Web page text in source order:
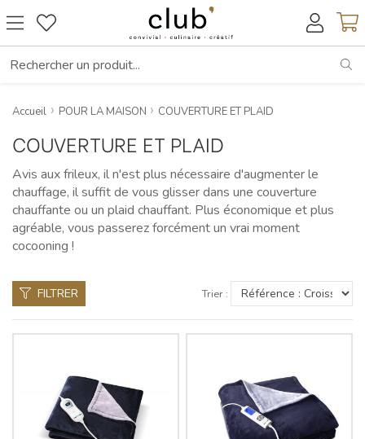
Accueil POUR LA MAISON COUVERTURE ET PLAID
COUVERTURE ET PLAID
Avis aux frileux, il n'est plus nécessaire d'augmenter le
chauffage, il suffit de vous glisser dans une couverture
chauffante ou un plaid chauffant. Plus économique et plus
agréable, vous passerez forcément un vrai moment
cocooning !
FILTRER Trier :